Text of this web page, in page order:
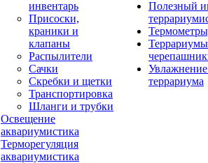
инвентарь
Присоски,
краники и
клапаны
Распылители
Сачки
Скребки и щетки
Транспортировка
Шланги и трубки
Освещение
аквариумистика
Терморегуляция
аквариумистика
Полезный
террариума